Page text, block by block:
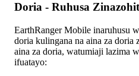
Doria - Ruhusa
EarthRanger Mobile inaruhusu
doria kulingana na aina za doria
aina za doria, watumiaji lazima
ifuatayo: